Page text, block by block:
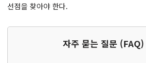
선점을 찾아야 한다.
자주 묻는 질문